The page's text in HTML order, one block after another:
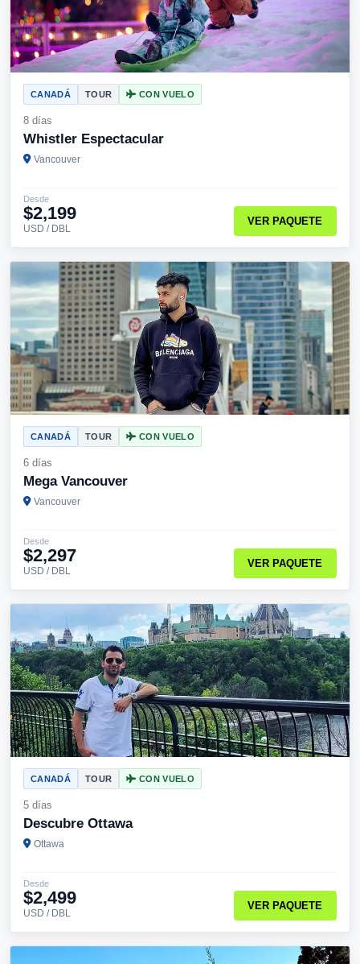
CANADÁ TOUR CON VUELO
8 días
Whistler Espectacular
Vancouver
Desde
$2,199
USD / DBL
VER PAQUETE
CANADÁ TOUR CON VUELO
6 días
Mega Vancouver
Vancouver
Desde
$2,297
USD / DBL
VER PAQUETE
CANADÁ TOUR CON VUELO
5 días
Descubre Ottawa
Ottawa
Desde
$2,499
USD / DBL
VER PAQUETE